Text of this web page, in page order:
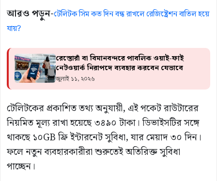
আরও পড়ুন-টেলিটক সিম কত দিন বন্ধ রাখলে রেজিষ্ট্রেশন বাতিল হয়ে
যায়?
রেস্তোরাঁ বা বিমানবন্দরে পাবলিক ওয়াই-ফাই
নেটওয়ার্ক নিরাপদে ব্যবহার করবেন যেভাবে
জুলাই ১১, ২০২৬
টেলিটকের প্রকাশিত তথ্য অনুযায়ী, এই পকেট রাউটারের
নিয়মিত মূল্য রাখা হয়েছে ৩৪৯০ টাকা। ডিভাইসটির সঙ্গে
থাকছে ১০GB ফ্রি ইন্টারনেট সুবিধা, যার মেয়াদ ৩০ দিন।
ফলে নতুন ব্যবহারকারীরা শুরুতেই অতিরিক্ত সুবিধা
পাচ্ছেন।